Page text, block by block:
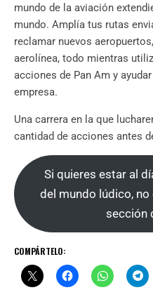
mundo de la aviación
mundo. Amplía tus rutas
reclamar nuevos
aerolínea, todo mientras
acciones de Pan Am y
empresa.
Una carrera en la que
cantidad de acciones antes
Si quieres estar al
del mundo lúdico,
sección
COMPÁRTELO: